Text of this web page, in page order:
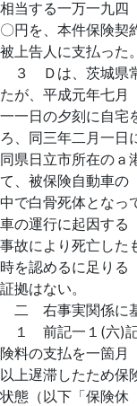
相当する一万一九四
〇円を、本件保険契
被上告人に支払った。
３ Ｄは、茨城県
たが、平成元年七月
一一日の夕刻に自宅
ろ、同三年二月一日
同県日立市所在のａ
て、被保険自動車の
中で白骨死体となっ
車の運行に起因する
事故により死亡した
時を認めるに足りる
証拠はない。
二 右事実関係に基
１ 前記一１(六)記
険料の支払を一箇月
以上遅滞したため保
状態（以下「保険休